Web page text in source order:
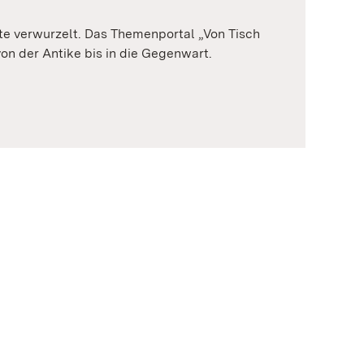
Das Themenportal „Von Tisch
der Antike bis in die Gegenwart.